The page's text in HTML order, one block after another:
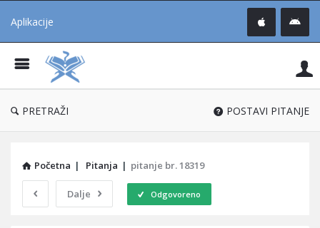
Aplikacije
®
PRETRAŽI POSTAVI PITANJE
Početna | Pitanja | pitanje br. 18319
Dalje Odgovoreno